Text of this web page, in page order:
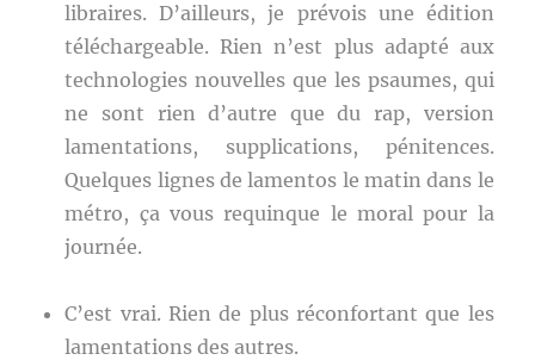
libraires. D’ailleurs, je prévois une édition
téléchargeable. Rien n’est plus adapté aux
technologies nouvelles que les psaumes, qui
ne sont rien d’autre que du rap, version
lamentations, supplications, pénitences.
Quelques lignes de lamentos le matin dans le
métro, ça vous requinque le moral pour la
journée.
C’est vrai. Rien de plus réconfortant que les
lamentations des autres.